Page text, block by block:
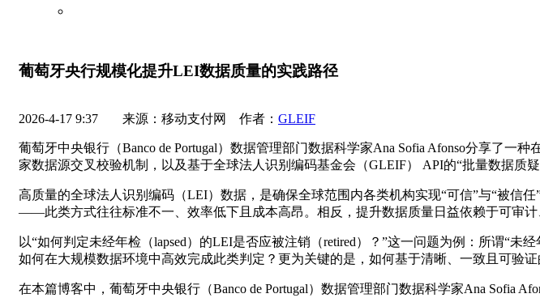
葡萄牙央行规模化提升LEI数据质量的实践路径
2026-4-17 9:37 来源：移动支付网 作者： GLEIF
葡萄牙中央银行（Banco de Portugal）数据管理部门数据科学家Ana Sofia Afonso分享了
家数据源交叉校验机制，以及基于全球法人识别编码基金会（GLEIF） API的“批量数据质
高质量的全球法人识别编码（LEI）数据，是确保全球范围内各类机构实现“可信”与“被信
——此类方式往往标准不一、效率低下且成本高昂。相反，提升数据质量日益依赖于可审
以“如何判定未经年检（lapsed）的LEI是否应被注销（retired）？”这一问题为例：所谓“未
如何在大规模数据环境中高效完成此类判定？更为关键的是，如何基于清晰、一致且可验
在本篇博客中，葡萄牙中央银行（Banco de Portugal）数据管理部门数据科学家Ana Sofia